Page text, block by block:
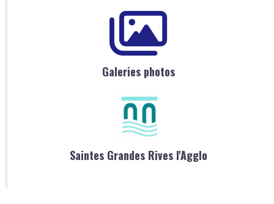
Galeries photos
Saintes Grandes Rives l'Agglo